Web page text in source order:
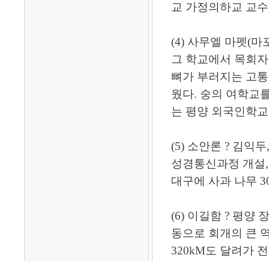
교 가정의하교 교
(4) 사무엘 마펫(마
그 학교에서 목회
뼈가 부러지는 고
웠다. 숭의 여학교
는 평양 외국인학
(5) 소안론 ? 김익
성경통신과정 개
대구에 사과 나무
(6) 이길함 ? 평양
동으로 회개의 큰
320kM도 달려가